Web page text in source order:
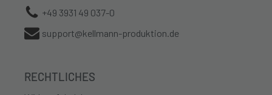
+49 3931 49 037-0
support@kellmann-produktion.de
RECHTLICHES